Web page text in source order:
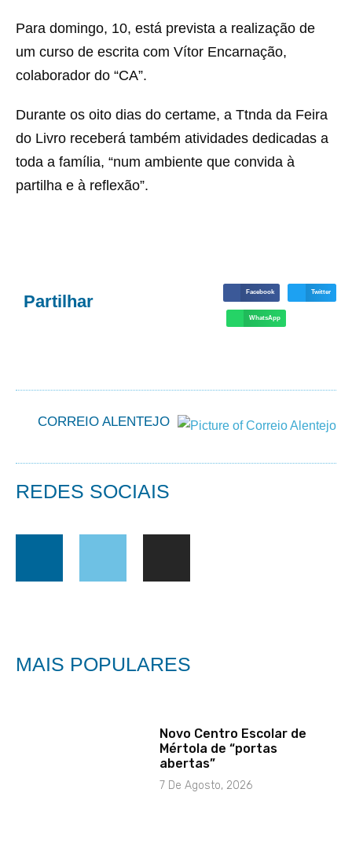
Para domingo, 10, está prevista a realização de
um curso de escrita com Vítor Encarnação,
colaborador do “CA”.
Durante os oito dias do certame, a Ttnda da Feira
do Livro receberá também atividades dedicadas a
toda a família, “num ambiente que convida à
partilha e à reflexão”.
Partilhar Facebook Twitter
WhatsApp
CORREIO ALENTEJO
REDES SOCIAIS
MAIS POPULARES
Novo Centro Escolar de
Mértola de “portas
abertas”
7 De Agosto, 2026